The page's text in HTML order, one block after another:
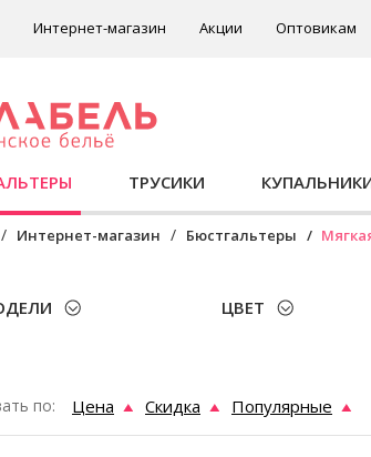
Интернет-магазин Акции Оптовикам
ТРУСИКИ
Интернет-магазин Бюстгальтеры
ЦВЕТ
по: Цена Скидка Популярные